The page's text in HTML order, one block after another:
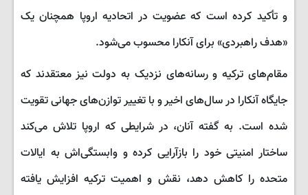
و تأکید کرده است که عضویت در اتحادیه اروپا همچنان یک
«هدف راهبردی» برای آنکارا محسوب می‌شود.
مقام‌های ترکیه و رسانه‌های نزدیک به دولت نیز معتقدند که
جایگاه آنکارا در سال‌های اخیر و با تغییر توازن‌های جهانی تقویت
شده است. به گفته آنان، در شرایطی که اروپا تلاش می‌کند
ساختار امنیتی خود را بازآرایی کرده و وابستگی‌اش به ایالات
متحده را کاهش دهد، نقش و اهمیت ترکیه افزایش یافته